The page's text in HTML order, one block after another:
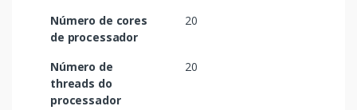
Número de cores
de processador
20
Número de
threads do
processador
20